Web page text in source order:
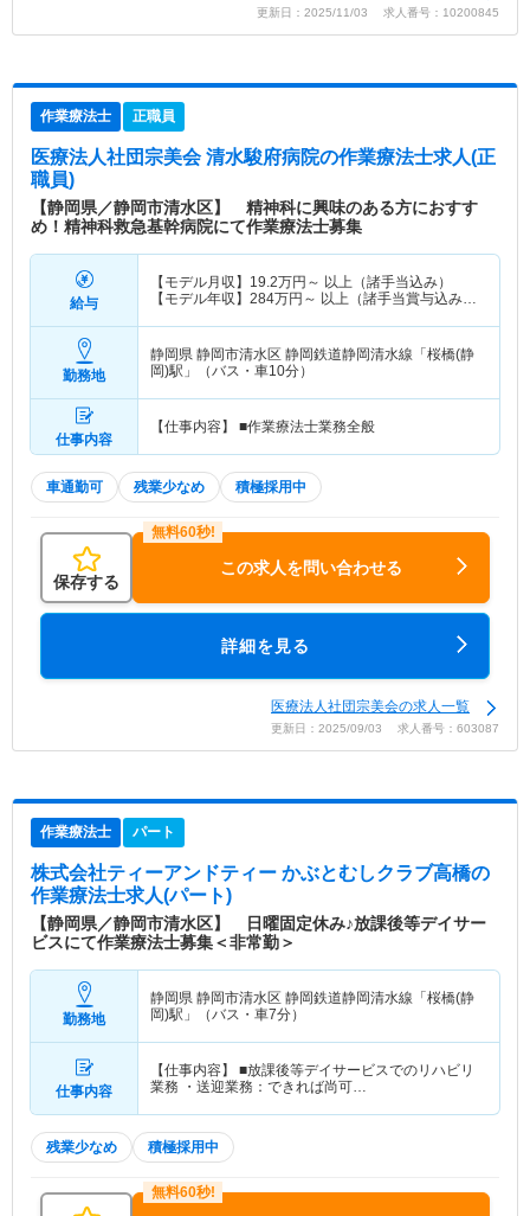
更新日：2025/11/03 求人番号：10200845
作業療法士 正職員
医療法人社団宗美会 清水駿府病院の作業療法士求人(正
職員)
【静岡県／静岡市清水区】 精神科に興味のある方におすす
め！精神科救急基幹病院にて作業療法士募集
給与
【モデル月収】 19.2万円～ 以上（諸手当込み）
【モデル年収】 284万円～ 以上（諸手当賞与込み）
勤務地
静岡県 静岡市清水区 静岡鉄道静岡清水線「桜橋(静
岡)駅」（バス・車10分）
仕事内容
【仕事内容】 ■作業療法士業務全般
車通勤可 残業少なめ 積極採用中
保存する
この求人を問い合わせる
詳細を見る
医療法人社団宗美会の求人一覧
更新日：2025/09/03 求人番号：603087
作業療法士 パート
株式会社ティーアンドティー かぶとむしクラブ高橋の
作業療法士求人(パート)
【静岡県／静岡市清水区】 日曜固定休み♪放課後等デイサー
ビスにて作業療法士募集＜非常勤＞
勤務地
静岡県 静岡市清水区 静岡鉄道静岡清水線「桜橋(静
岡)駅」（バス・車7分）
仕事内容
【仕事内容】 ■放課後等デイサービスでのリハビリ
業務 ・送迎業務：できれば尚可…
残業少なめ 積極採用中